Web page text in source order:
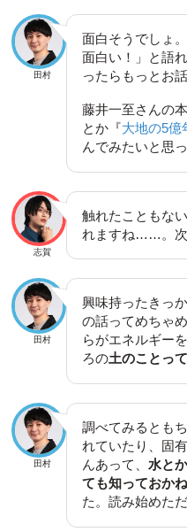
田村
面白そうでしょ
面白い！」と語
ったらもっとお
藤井一至さんの
とか『大地の5億
んでみたいと思
志賀
触れたこともな
れますね……。次
田村
興味持ったきっ
の話ってめちゃ
らがエネルギー
ろの土のことっ
田村
調べてみるとも
れていたり、固
んあって、水と
ても知っておか
た。読み始めた